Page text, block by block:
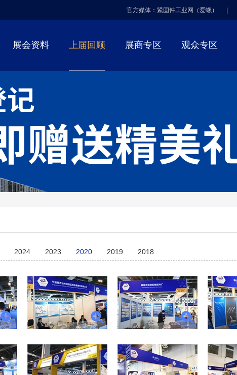
官方媒体：紧固件工业网（爱螺）
展会资料 上届回顾 展商专区 观众专区
2024 2023 2020 2019 2018